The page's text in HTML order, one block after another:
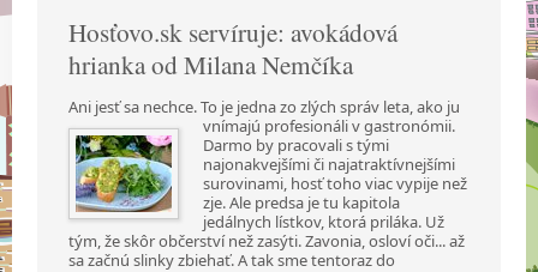
Hosťovo.sk servíruje: avokádová
hrianka od Milana Nemčíka
Ani jesť sa nechce. To je jedna zo zlých správ leta, ako ju
vnímajú profesionáli v gastronómii.
Darmo by pracovali s tými
najonakvejšími či najatraktívnejšími
surovinami, hosť toho viac vypije než
zje. Ale predsa je tu kapitola
jedálnych lístkov, ktorá priláka. Už
tým, že skôr občerství než zasýti. Zavonia, osloví oči... až
sa začnú slinky zbiehať. A tak sme tentoraz do